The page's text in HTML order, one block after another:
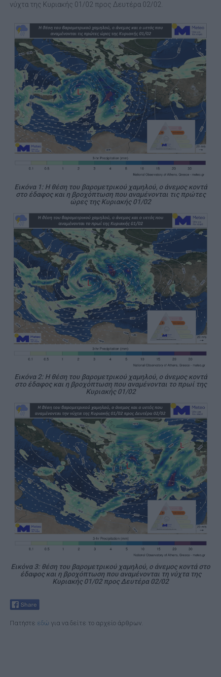
νύχτα της Κυριακής 01/02 προς Δευτέρα 02/02.
Εικόνα 1: Η θέση του βαρομετρικού χαμηλού, ο άνεμος κοντά
στο έδαφος και η βροχόπτωση που αναμένονται τις πρώτες
ώρες της Κυριακής 01/02
Εικόνα 2: Η θέση του βαρομετρικού χαμηλού, ο άνεμος κοντά
στο έδαφος και η βροχόπτωση που αναμένονται το πρωί της
Κυριακής 01/02
Εικόνα 3: θέση του βαρομετρικού χαμηλού, ο άνεμος κοντά στο
έδαφος και η βροχόπτωση που αναμένονται τη νύχτα της
Κυριακής 01/02 προς Δευτέρα 02/02
Πατήστε εδώ για να δείτε το αρχείο άρθρων.